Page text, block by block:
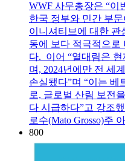
WWF 사무총장은 “이
한국 정부와 민간 부
이니셔티브에 대한 관
동에 보다 적극적으로
다. 이어 “열대림은
며, 2024년에만 전 세
손실됐다”며 “이는 베
로, 글로벌 산림 보전
다 시급하다”고 강조
로수(Mato Grosso)주
800